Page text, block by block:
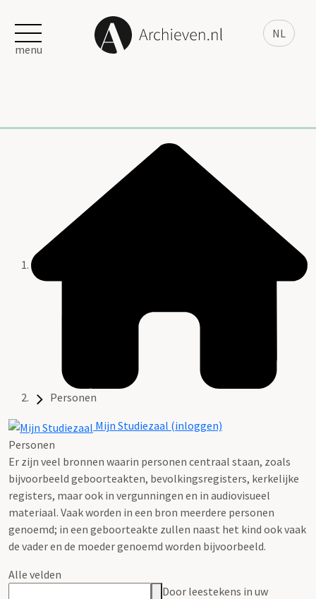
NL
menu
Personen
Mijn Studiezaal (inloggen)
Personen
Er zijn veel bronnen waarin personen centraal staan, zoals
bijvoorbeeld geboorteakten, bevolkingsregisters, kerkelijke
registers, maar ook in vergunningen en in audiovisueel
materiaal. Vaak worden in een bron meerdere personen
genoemd; in een geboorteakte zullen naast het kind ook vaak
de vader en de moeder genoemd worden bijvoorbeeld.
Alle velden
Door leestekens in uw